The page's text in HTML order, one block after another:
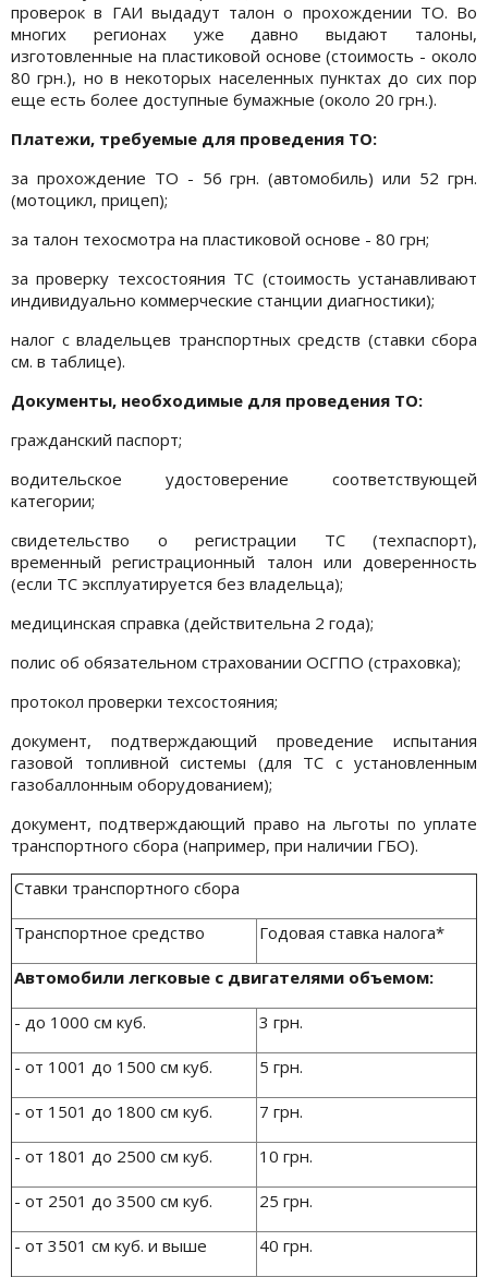
проверок в ГАИ выдадут талон о прохождении ТО. Во
многих регионах уже давно выдают талоны,
изготовленные на пластиковой основе (стоимость - около
80 грн.), но в некоторых населенных пунктах до сих пор
еще есть более доступные бумажные (около 20 грн.).
Платежи, требуемые для проведения ТО:
за прохождение ТО - 56 грн. (автомобиль) или 52 грн.
(мотоцикл, прицеп);
за талон техосмотра на пластиковой основе - 80 грн;
за проверку техсостояния ТС (стоимость устанавливают
индивидуально коммерческие станции диагностики);
налог с владельцев транспортных средств (ставки сбора
см. в таблице).
Документы, необходимые для проведения ТО:
гражданский паспорт;
водительское удостоверение соответствующей
категории;
свидетельство о регистрации ТС (техпаспорт),
временный регистрационный талон или доверенность
(если ТС эксплуатируется без владельца);
медицинская справка (действительна 2 года);
полис об обязательном страховании ОСГПО (страховка);
протокол проверки техсостояния;
документ, подтверждающий проведение испытания
газовой топливной системы (для ТС с установленным
газобаллонным оборудованием);
документ, подтверждающий право на льготы по уплате
транспортного сбора (например, при наличии ГБО).
Ставки транспортного сбора
Транспортное средство Годовая ставка налога*
Автомобили легковые с двигателями объемом:
- до 1000 см куб. 3 грн.
- от 1001 до 1500 см куб. 5 грн.
- от 1501 до 1800 см куб. 7 грн.
- от 1801 до 2500 см куб. 10 грн.
- от 2501 до 3500 см куб. 25 грн.
- от 3501 см куб. и выше 40 грн.